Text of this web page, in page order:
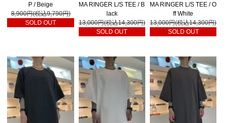
P / Beige
8,900円(税込9,790円)
SOLD OUT
MA RINGER L/S TEE / B
lack
13,000円(税込14,300円)
SOLD OUT
MA RINGER L/S TEE / O
ff White
13,000円(税込14,300円)
SOLD OUT